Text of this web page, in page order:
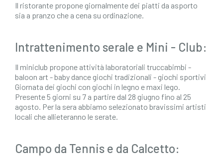
Il ristorante propone giornalmente dei piatti da asporto
sia a pranzo che a cena su ordinazione.
Intrattenimento serale e Mini - Club:
Il miniclub propone attività laboratoriali truccabimbi -
baloon art - baby dance giochi tradizionali - giochi sportivi
Giornata dei giochi con giochi in legno e maxi lego.
Presente 5 giorni su 7 a partire dal 28 giugno fino al 25
agosto. Per la sera abbiamo selezionato bravissimi artisti
locali che allieteranno le serate.
Campo da Tennis e da Calcetto: